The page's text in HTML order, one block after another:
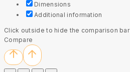
Dimensions
Additional information
Click outside to hide the comparison bar
Compare